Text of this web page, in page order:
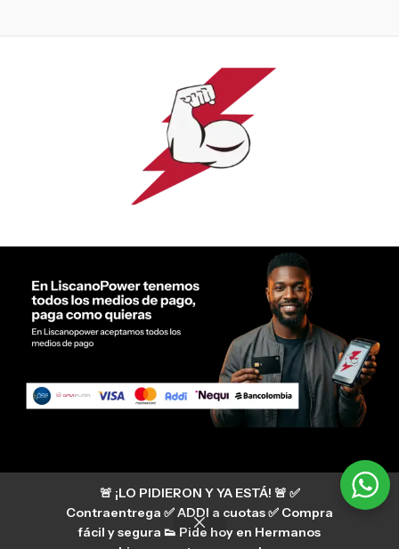
🚨 ¡LO PIDIERON Y YA ESTÁ! 🚨 ✅
Contraentrega ✅ ADDI a cuotas ✅ Compra
fácil y segura 👟 Pide hoy en Hermanos
Si tienes algún tipo de duda, puedes consultar
nuestro centro de ayuda
hermanosliscano_10 Instagram
Aura